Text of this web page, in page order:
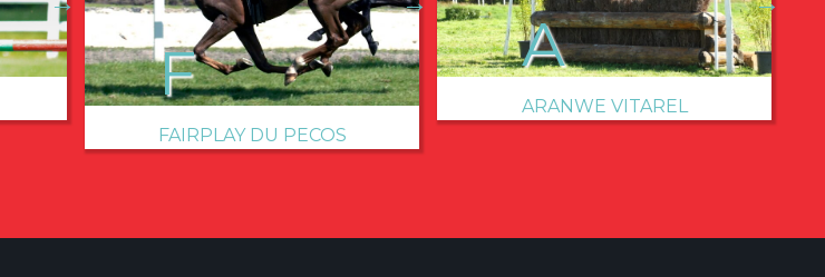
FAIRPLAY DU PECOS
ARANWE VITAREL